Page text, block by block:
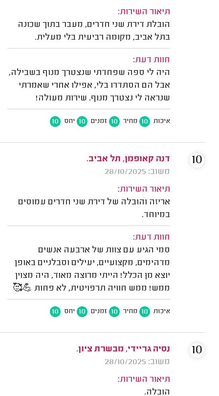
תיאור השירות:
הובלת דירת שני חדרים, מעבר בתוך שכונה
בתל אביב, מקומה רביעית בלי מעלית.
חוות דעת:
היה לי ספה שפחדתי שנצטרך מנוף בשבילה,
אבל הם הסתדרו בלי, אפילו אחרי שאמרתי
שנראה לי נצטרך מנוף. שירות מעולה!
איכות 10 מחיר 10 זמנים 10 יחס 10
דנה קאופמן, תל אביב.
משוב: 28/10/2025
תיאור השירות:
אריזה והובלה של דירת שני חדרים עמוסים
במיוחד.
חוות דעת:
סמי הגיע עם צוות של ארבעה אנשים
מדהימים, מקצועיים, יעילים וסבלניים באופן
יוצא מן הכלל! הייתי מרוצה מאוד, היה מצוין
ממש! ממש חוויה תרפויטית, לא פחות 💪🥰
איכות 10 מחיר 10 זמנים 10 יחס 10
10
נסיה גריידי, מבשרת ציון.
משוב: 28/10/2025
תיאור השירות:
הובלה.
10